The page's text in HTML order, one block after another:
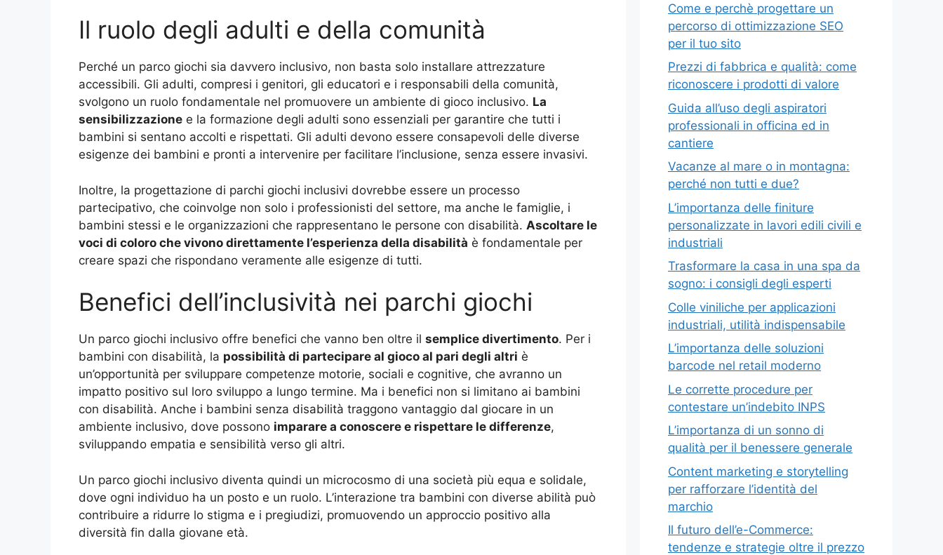
Il ruolo degli adulti e della comunità
Perché un parco giochi sia davvero inclusivo, non basta solo installare attrezzature
accessibili. Gli adulti, compresi i genitori, gli educatori e i responsabili della comunità,
svolgono un ruolo fondamentale nel promuovere un ambiente di gioco inclusivo. La
sensibilizzazione e la formazione degli adulti sono essenziali per garantire che tutti i
bambini si sentano accolti e rispettati. Gli adulti devono essere consapevoli delle diverse
esigenze dei bambini e pronti a intervenire per facilitare l’inclusione, senza essere invasivi.
Inoltre, la progettazione di parchi giochi inclusivi dovrebbe essere un processo
partecipativo, che coinvolge non solo i professionisti del settore, ma anche le famiglie, i
bambini stessi e le organizzazioni che rappresentano le persone con disabilità. Ascoltare le
voci di coloro che vivono direttamente l’esperienza della disabilità è fondamentale per
creare spazi che rispondano veramente alle esigenze di tutti.
Benefici dell’inclusività nei parchi giochi
Un parco giochi inclusivo offre benefici che vanno ben oltre il semplice divertimento. Per i
bambini con disabilità, la possibilità di partecipare al gioco al pari degli altri è
un’opportunità per sviluppare competenze motorie, sociali e cognitive, che avranno un
impatto positivo sul loro sviluppo a lungo termine. Ma i benefici non si limitano ai bambini
con disabilità. Anche i bambini senza disabilità traggono vantaggio dal giocare in un
ambiente inclusivo, dove possono imparare a conoscere e rispettare le differenze,
sviluppando empatia e sensibilità verso gli altri.
Un parco giochi inclusivo diventa quindi un microcosmo di una società più equa e solidale,
dove ogni individuo ha un posto e un ruolo. L’interazione tra bambini con diverse abilità può
contribuire a ridurre lo stigma e i pregiudizi, promuovendo un approccio positivo alla
diversità fin dalla giovane età.
Come e perchè progettare un
percorso di ottimizzazione SEO
per il tuo sito
Prezzi di fabbrica e qualità: come
riconoscere i prodotti di valore
Guida all’uso degli aspiratori
professionali in officina ed in
cantiere
Vacanze al mare o in montagna:
perché non tutti e due?
L’importanza delle finiture
personalizzate in lavori edili civili e
industriali
Trasformare la casa in una spa da
sogno: i consigli degli esperti
Colle viniliche per applicazioni
industriali, utilità indispensabile
L’importanza delle soluzioni
barcode nel retail moderno
Le corrette procedure per
contestare un’indebito INPS
L’importanza di un sonno di
qualità per il benessere generale
Content marketing e storytelling
per rafforzare l’identità del
marchio
Il futuro dell’e-Commerce:
tendenze e strategie oltre il prezzo